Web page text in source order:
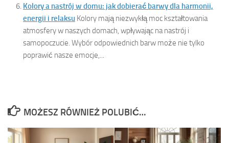
Kolory a nastrój w domu: jak dobierać barwy dla harmonii,
energii i relaksu Kolory mają niezwykłą moc kształtowania
atmosfery w naszych domach, wpływając na nastrój i
samopoczucie. Wybór odpowiednich barw może nie tylko
poprawić nasze emocje,...
MOŻESZ RÓWNIEŻ POLUBIĆ…